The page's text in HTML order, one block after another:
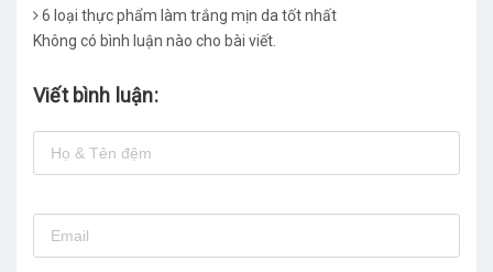
6 loại thực phẩm làm trắng mịn da tốt nhất
Không có bình luận nào cho bài viết.
Viết bình luận: